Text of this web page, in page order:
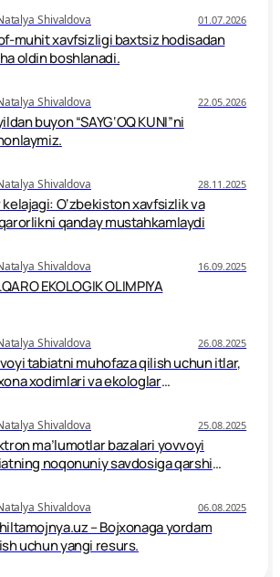
Shivaldova 01.07.2026
muhit xavfsizligi baxtsiz hodisadan
oldin boshlanadi.
Shivaldova 22.05.2026
buyon “SAYG‘OQ KUNI”ni
Shivaldova 28.11.2025
kelajagi: O‘zbekiston xavfsizlik va
qanday mustahkamlaydi
Shivaldova 16.09.2025
EKOLOGIK OLIMPIYA
Shivaldova 26.08.2025
tabiatni muhofaza qilish uchun itlar,
xodimlari va ekologlar
Shivaldova 25.08.2025
ma’lumotlar bazalari yovvoyi
noqonuniy savdosiga qarshi
Shivaldova 06.08.2025
– Bojxonaga yordam
uchun yangi resurs.